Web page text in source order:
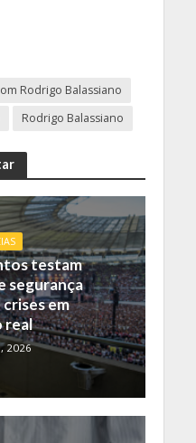
Rodrigo Balassiano
Rodrigo Balassiano
testam
segurança
em
real
2026